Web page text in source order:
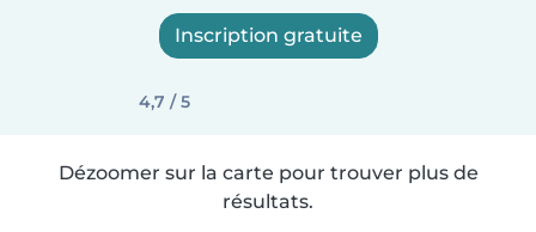
Inscription gratuite
4,7 / 5
Dézoomer sur la carte pour trouver plus de
résultats.